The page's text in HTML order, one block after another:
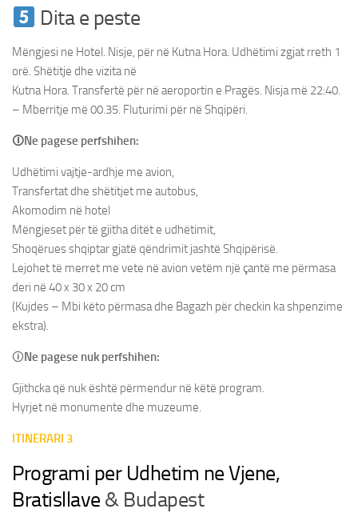
Dita e peste
Mëngjesi ne Hotel. Nisje, për në Kutna Hora. Udhëtimi zgjat rreth 1
orë. Shëtitje dhe vizita në
Kutna Hora. Transfertë për në aeroportin e Pragës. Nisja më 22:40.
– Mberritje më 00.35. Fluturimi për në Shqipëri.
🛈Ne pagese perfshihen:
Udhëtimi vajtje-ardhje me avion,
Transfertat dhe shëtitjet me autobus,
Akomodim në hotel
Mëngjeset për të gjitha ditët e udhëtimit,
Shoqërues shqiptar gjatë qëndrimit jashtë Shqipërisë.
Lejohet të merret me vete në avion vetëm një çantë me përmasa
deri në 40 x 30 x 20 cm
(Kujdes – Mbi këto përmasa dhe Bagazh për checkin ka shpenzime
ekstra).
🛈Ne pagese nuk perfshihen:
Gjithcka që nuk është përmendur në këtë program.
Hyrjet në monumente dhe muzeume.
ITINERARI 3
Programi per Udhetim ne Vjene,
Bratisllave & Budapest